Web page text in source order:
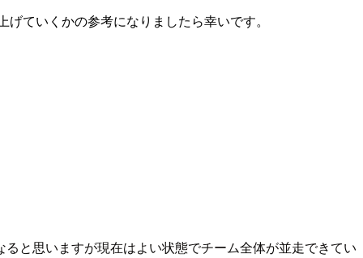
ていくかの参考になりましたら幸いです。
と思いますが現在はよい状態でチーム全体が並走できてい